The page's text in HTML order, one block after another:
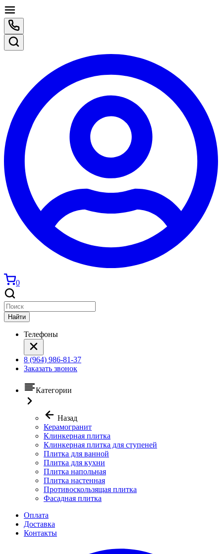
0
Найти
Телефоны
8 (964) 986-81-37
Заказать звонок
Категории
Назад
Керамогранит
Клинкерная плитка
Клинкерная плитка для ступеней
Плитка для ванной
Плитка для кухни
Плитка напольная
Плитка настенная
Противоскользящая плитка
Фасадная плитка
Оплата
Доставка
Контакты